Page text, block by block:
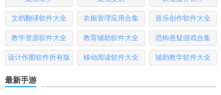
软件。
2. 注册与登录：使用手机号或第三方账号进行注册和登录。
3. 完善信息：进入软件后，完善个人信息和社区信息。
视频），并输入内容后发布。
文档翻译软件大全 衣橱管理应用合集 音乐创作软件大全
教学资源软件大全 教育辅助软件大全 恐怖悬疑游戏合集
设计作图软件所有版
移动阅读软件大全 辅助教学软件大全
最新手游